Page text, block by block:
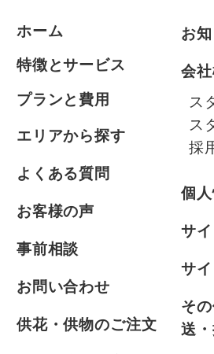
ホーム
特徴とサービス
プランと費用
エリアから探す
よくある質問
お客様の声
事前相談
お問い合わせ
供花・供物のご注文
お
会
ス
ス
採
個
サ
サ
そ
送